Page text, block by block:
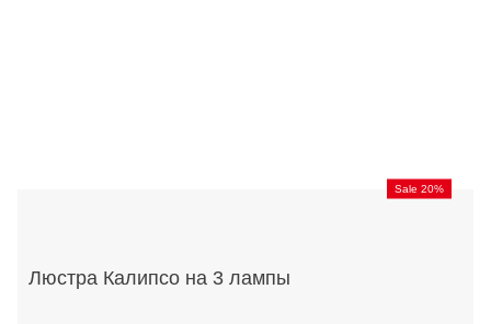
Sale 20%
Люстра Калипсо на 3 лампы